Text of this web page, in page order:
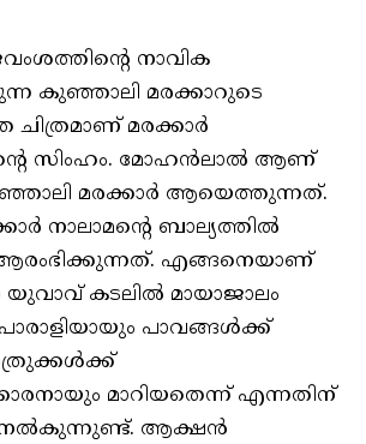
നാവിക
കുഞ്ഞാലി മരക്കാറുടെ
ചിത്രമാണ് മരക്കാർ
സിംഹം. മോഹന്‍ലാല്‍ ആണ്
മരക്കാര്‍ ആയെത്തുന്നത്.
നാലാമന്റെ ബാല്യത്തിൽ
എങ്ങനെയാണ്
കടലിൽ മായാജാലം
പാവങ്ങൾക്ക്
മാറിയതെന്ന് എന്നതിന്
നൽകുന്നുണ്ട്. ആക്ഷൻ